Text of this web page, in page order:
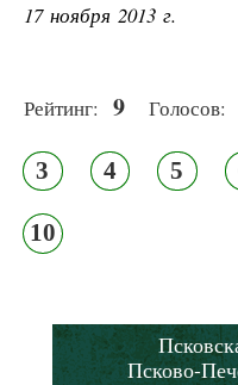
17 ноября 2013 г.
Рейтинг: 9 Голосов:
3 4 5
10
Псково-